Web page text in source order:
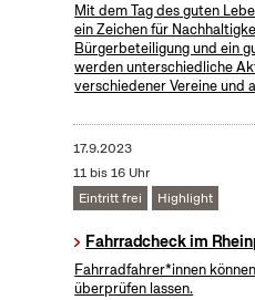
Mit dem Tag des guten
ein Zeichen für
Bürgerbeteiligung und ein
werden unterschiedliche
verschiedener Vereine und
17.9.2023
11 bis 16 Uhr
Eintritt frei
Highlight
Fahrradcheck im
Fahrradfahrer*innen
überprüfen lassen.